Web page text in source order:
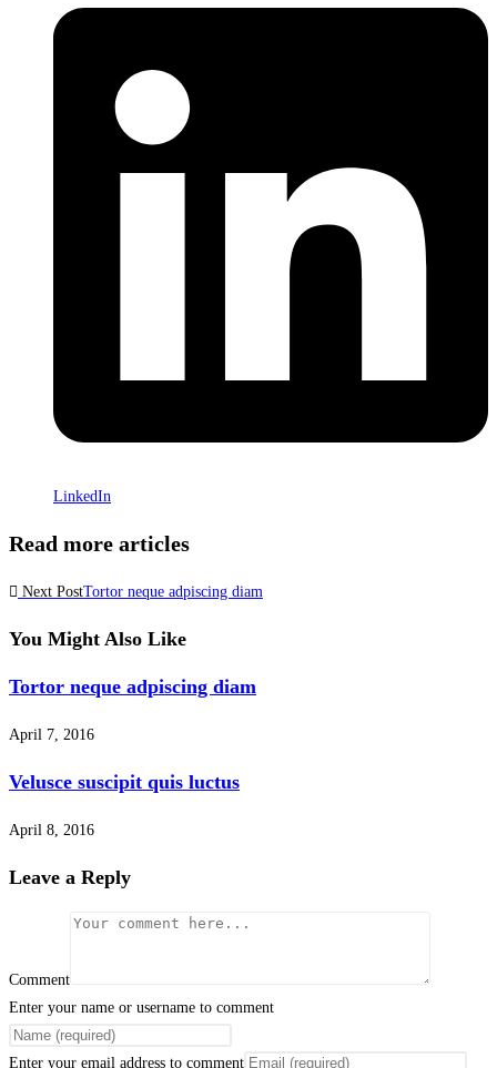
LinkedIn
Read more articles
Next PostTortor neque adpiscing diam
You Might Also Like
Tortor neque adpiscing diam
April 7, 2016
Velusce suscipit quis luctus
April 8, 2016
Leave a Reply
Comment
Enter your name or username to comment
Enter your email address to comment